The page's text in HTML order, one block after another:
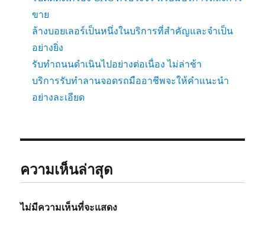
ขาย
ล้างบอยเลอร์เป็นหนึ่งในบริการที่สำคัญและจำเป็น
อย่างยิ่ง
รับทำถนนดำเนินไปอย่างต่อเนื่อง ไม่ล่าช้า
บริการรับทำลานจอดรถมืออาชีพจะให้คำแนะนำ
อย่างละเอียด
ความเห็นล่าสุด
ไม่มีความเห็นที่จะแสดง